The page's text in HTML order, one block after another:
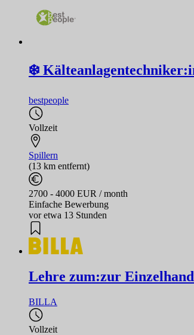
❄️
bestpeople
Vollzeit
Spillern
(13 km entfernt)
2700 - 4000 EUR / month
Einfache Bewerbung
vor etwa 13 Stunden
Lehre zum:zur
BILLA
Vollzeit